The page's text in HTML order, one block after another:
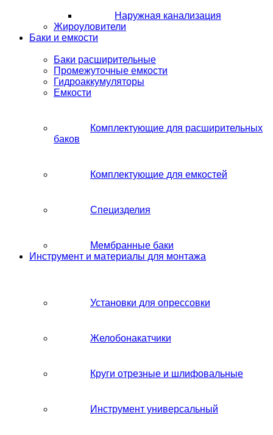
Наружная канализация
Жироуловители
Баки и емкости
Баки расширительные
Промежуточные емкости
Гидроаккумуляторы
Емкости
Комплектующие для расширительных
баков
Комплектующие для емкостей
Специзделия
Мембранные баки
Инструмент и материалы для монтажа
Установки для опрессовки
Желобонакатчики
Круги отрезные и шлифовальные
Инструмент универсальный